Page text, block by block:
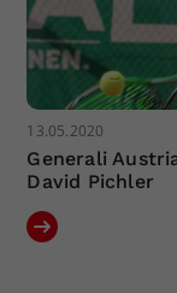
13.05.2020
Generali
David Pichler